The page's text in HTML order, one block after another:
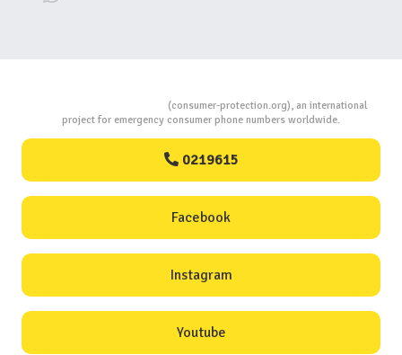
(consumer-protection.org), an international
project for emergency consumer phone numbers worldwide.
0219615
Facebook
Instagram
Youtube